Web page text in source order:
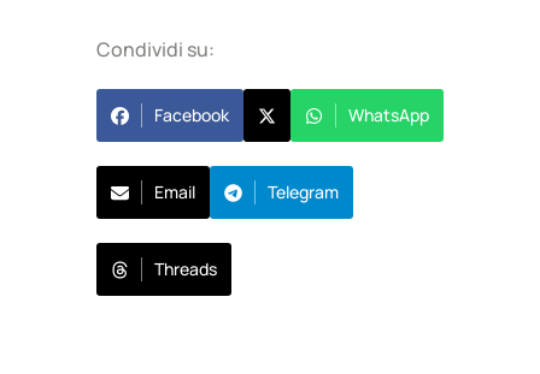
Condividi su:
Facebook WhatsApp
Email Telegram
Threads